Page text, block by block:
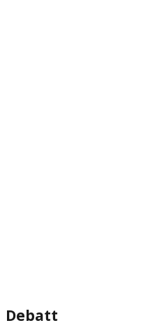
Debatt